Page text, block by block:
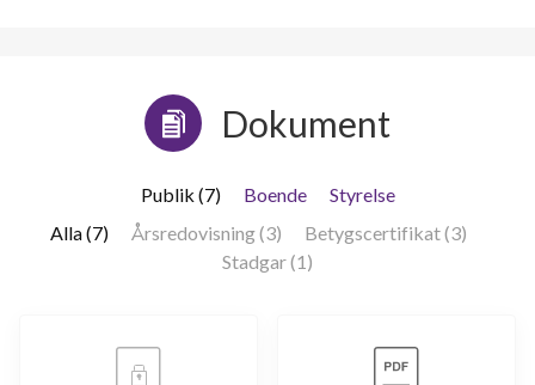
Dokument
Publik (7) Boende
Styrelse
Alla (7)
Årsredovisning (3)
Betygscertifikat (3)
Stadgar (1)